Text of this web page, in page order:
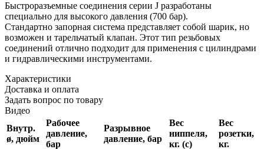
Быстроразъемные соединения серии J разработаны
специально для высокого давления (700 бар).
Стандартно запорная система представляет собой шарик, но
возможен и тарельчатый клапан. Этот тип резьбовых
соединений отлично подходит для применения с цилиндрами
и гидравлическими инструментами.
Характеристики
Доставка и оплата
Задать вопрос по товару
Видео
Внутр.
ø, дюйм
Рабочее
давление,
бар
Разрывное
давление, бар
Вес
ниппеля,
кг. (с)
Вес
розетки,
кг.